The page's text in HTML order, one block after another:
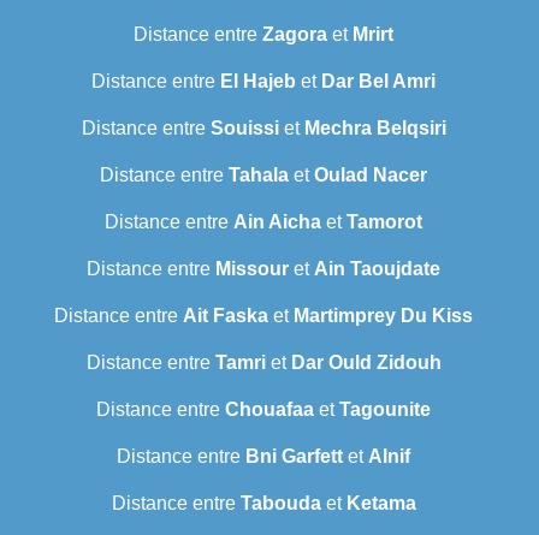
Distance entre Zagora et Mrirt
Distance entre El Hajeb et Dar Bel Amri
Distance entre Souissiet Mechra Belqsiri
Distance entre Tahala etOulad Nacer
Distance entre Ain Aicha etTamorot
Distance entre Missour et Ain Taoujdate
Distance entre Ait Faska et Martimprey Du Kiss
Distance entre Tamriet Dar Ould Zidouh
Distance entre Chouafaa etTagounite
Distance entre Bni Garfett et Alnif
Distance entre Taboudaet Ketama